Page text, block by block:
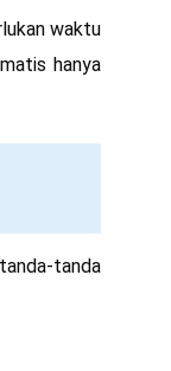
waktu
hanya
tanda